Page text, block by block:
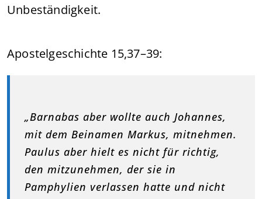
Unbeständigkeit.
Apostelgeschichte 15,37–39:
„Barnabas aber wollte auch Johannes,
mit dem Beinamen Markus, mitnehmen.
Paulus aber hielt es nicht für richtig,
den mitzunehmen, der sie in
Pamphylien verlassen hatte und nicht